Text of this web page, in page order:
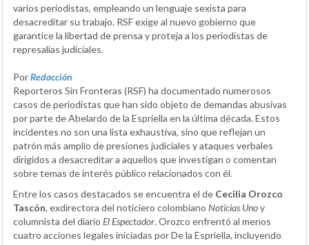
varios periodistas, empleando un lenguaje sexista para
desacreditar su trabajo. RSF exige al nuevo gobierno que
garantice la libertad de prensa y proteja a los periodistas de
represalias judiciales.
PorRedacción
Reporteros Sin Fronteras (RSF) ha documentado numerosos
casos de periodistas que han sido objeto de demandas abusivas
por parte de Abelardo de la Espriella en la última década. Estos
incidentes no son una lista exhaustiva, sino que reflejan un
patrón más amplio de presiones judiciales y ataques verbales
dirigidos a desacreditar a aquellos que investigan o comentan
sobre temas de interés público relacionados con él.
Entre los casos destacados se encuentra el de Cecilia Orozco
Tascón, exdirectora del noticiero colombiano Noticias Unoy
columnista del diario El Espectador. Orozco enfrentó al menos
cuatro acciones legales iniciadas por De la Espriella, incluyendo